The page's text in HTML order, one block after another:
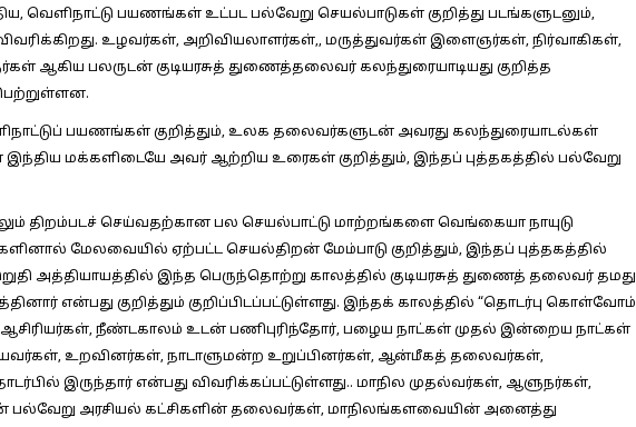
வெளிநாட்டு பயணங்கள் உட்பட பல்வேறு செயல்பாடுகள் குறித்து படங்களுடனும்,
உழவர்கள், அறிவியலாளர்கள்,, மருத்துவர்கள் இளைஞர்கள், நிர்வாகிகள்,
பலருடன் குடியரசுத் துணைத்தலைவர் கலந்துரையாடியது குறித்த
பயணங்கள் குறித்தும், உலக தலைவர்களுடன் அவரது கலந்துரையாடல்கள்
இந்திய மக்களிடையே அவர் ஆற்றிய உரைகள் குறித்தும், இந்தப் புத்தகத்தில் பல்வேறு
திறம்படச் செய்வதற்கான பல செயல்பாட்டு மாற்றங்களை வெங்கையா நாயுடு
மேலவையில் ஏற்பட்ட செயல்திறன் மேம்பாடு குறித்தும், இந்தப் புத்தகத்தில்
இறுதி அத்தியாயத்தில் இந்த பெருந்தொற்று காலத்தில் குடியரசுத் துணைத் தலைவர் தமது
என்பது குறித்தும் குறிப்பிடப்பட்டுள்ளது. இந்தக் காலத்தில் “தொடர்பு கொள்வோம்
நீண்டகாலம் உடன் பணிபுரிந்தோர், பழைய நாட்கள் முதல் இன்றைய நாட்கள்
உறவினர்கள், நாடாளுமன்ற உறுப்பினர்கள், ஆன்மீகத் தலைவர்கள்,
இருந்தார் என்பது விவரிக்கப்பட்டுள்ளது.. மாநில முதல்வர்கள், ஆளுநர்கள்,
பல்வேறு அரசியல் கட்சிகளின் தலைவர்கள், மாநிலங்களவையின் அனைத்து